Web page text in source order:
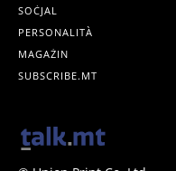
SOĊJAL
PERSONALITÀ
MAGAŻIN
SUBSCRIBE.MT